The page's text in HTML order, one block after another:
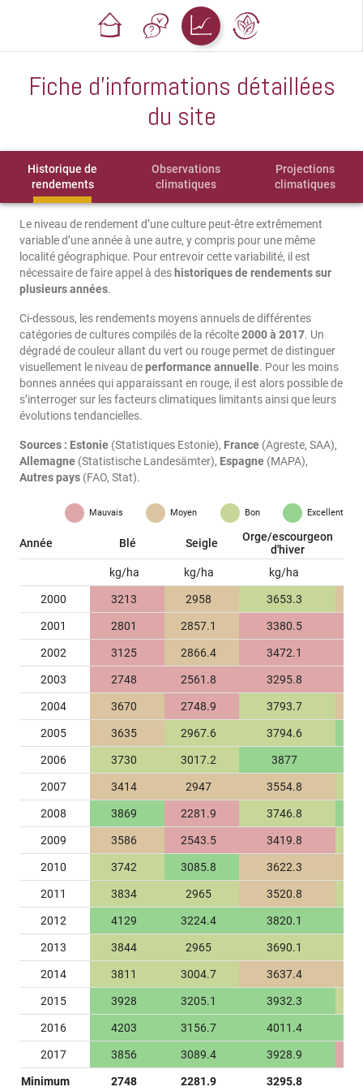
Fiche d'informations détaillées
du site
Historique de
rendements
Observations
climatiques
Projections
climatiques
Le niveau de rendement d’une culture peut-être extrêmement
variable d’une année à une autre, y compris pour une même
localité géographique. Pour entrevoir cette variabilité, il est
nécessaire de faire appel à des historiques de rendements sur
plusieurs années.
Ci-dessous, les rendements moyens annuels de différentes
catégories de cultures compilés de la récolte2000 à 2017. Un
dégradé de couleur allant du vert ou rouge permet de distinguer
visuellement le niveau deperformance annuelle. Pour les moins
bonnes années qui apparaissant en rouge, il est alors possible de
s’interroger sur les facteurs climatiques limitants ainsi que leurs
évolutions tendancielles.
Sources : Estonie (Statistiques Estonie), France (Agreste, SAA),
Allemagne (Statistische Landesämter), Espagne (MAPA),
Autres pays (FAO, Stat).
Mauvais Moyen Bon Excellent
Année Blé Seigle
Orge/escourgeon
d'hiver
kg/ha
kg/ha kg/ha
2000 3213 2958 3653.3
2001 2801 2857.1 3380.5
2002 3125 2866.4 3472.1
2003 2748 2561.8 3295.8
2004 3670 2748.9 3793.7
2005 3635 2967.6 3794.6
2006 3730 3017.2 3877
2007 3414 2947 3554.8
2008 3869 2281.9 3746.8
2009 3586 2543.5 3419.8
2010 3742 3085.8 3622.3
2011 3834 2965 3520.8
2012 4129 3224.4 3820.1
2013 3844 2965 3690.1
2014 3811 3004.7 3637.4
2015 3928 3205.1 3932.3
2016 4203 3156.7 4011.4
2017 3856 3089.4 3928.9
Minimum 2748 2281.9 3295.8